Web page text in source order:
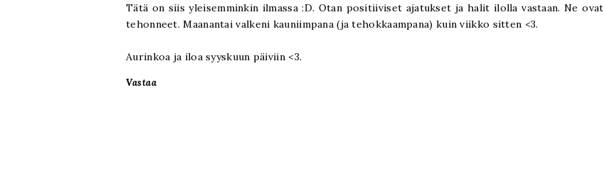
Tätä on siis yleisemminkin ilmassa :D. Otan positiiviset ajatukset ja halit ilolla vastaan. Ne ovat
tehonneet. Maanantai valkeni kauniimpana (ja tehokkaampana) kuin viikko sitten <3.
Aurinkoa ja iloa syyskuun päiviin <3.
Vastaa